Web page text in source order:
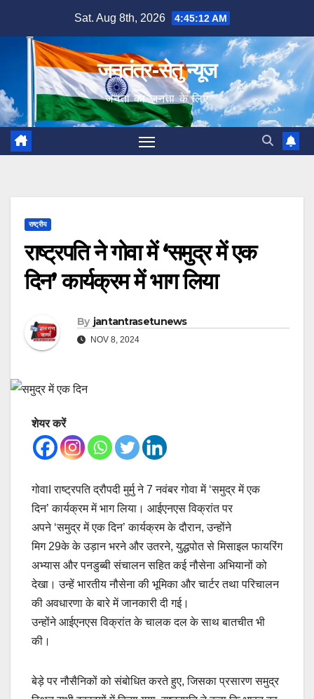
content
Sat. Aug 8th, 2026 4:45:13 AM
जनतंत्र-सेतु न्यूज
जनता का जनता के लिए
राष्ट्रीय
राष्ट्रपति ने गोवा में ‘समुद्र में एक
दिन’ कार्यक्रम में भाग लिया
By jantantrasetunews
NOV 8, 2024
शेयर करें
गोवाI राष्ट्रपति द्रौपदी मुर्मु ने 7 नवंबर गोवा में ‘समुद्र में एक
दिन’ कार्यक्रम में भाग लिया। आईएनएस विक्रांत पर
अपने ‘समुद्र में एक दिन’ कार्यक्रम के दौरान, उन्होंने
मिग 29के के उड़ान भरने और उतरने, युद्धपोत से मिसाइल फायरिंग
अभ्यास और पनडुब्बी संचालन सहित कई नौसेना अभियानों को
देखा। उन्हें भारतीय नौसेना की भूमिका और चार्टर तथा परिचालन
की अवधारणा के बारे में जानकारी दी गई।
उन्होंने आईएनएस विक्रांत के चालक दल के साथ बातचीत भी
की।
बेड़े पर नौसैनिकों को संबोधित करते हुए, जिसका प्रसारण समुद्र